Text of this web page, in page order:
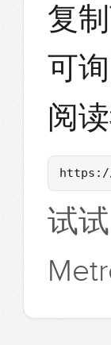
复
可
阅
https://
试试